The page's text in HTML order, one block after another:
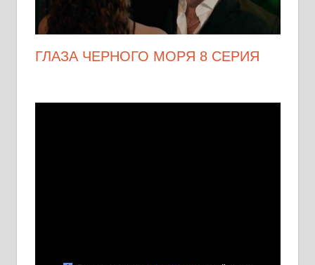
ГЛАЗА ЧЕРНОГО МОРЯ 8 СЕРИЯ